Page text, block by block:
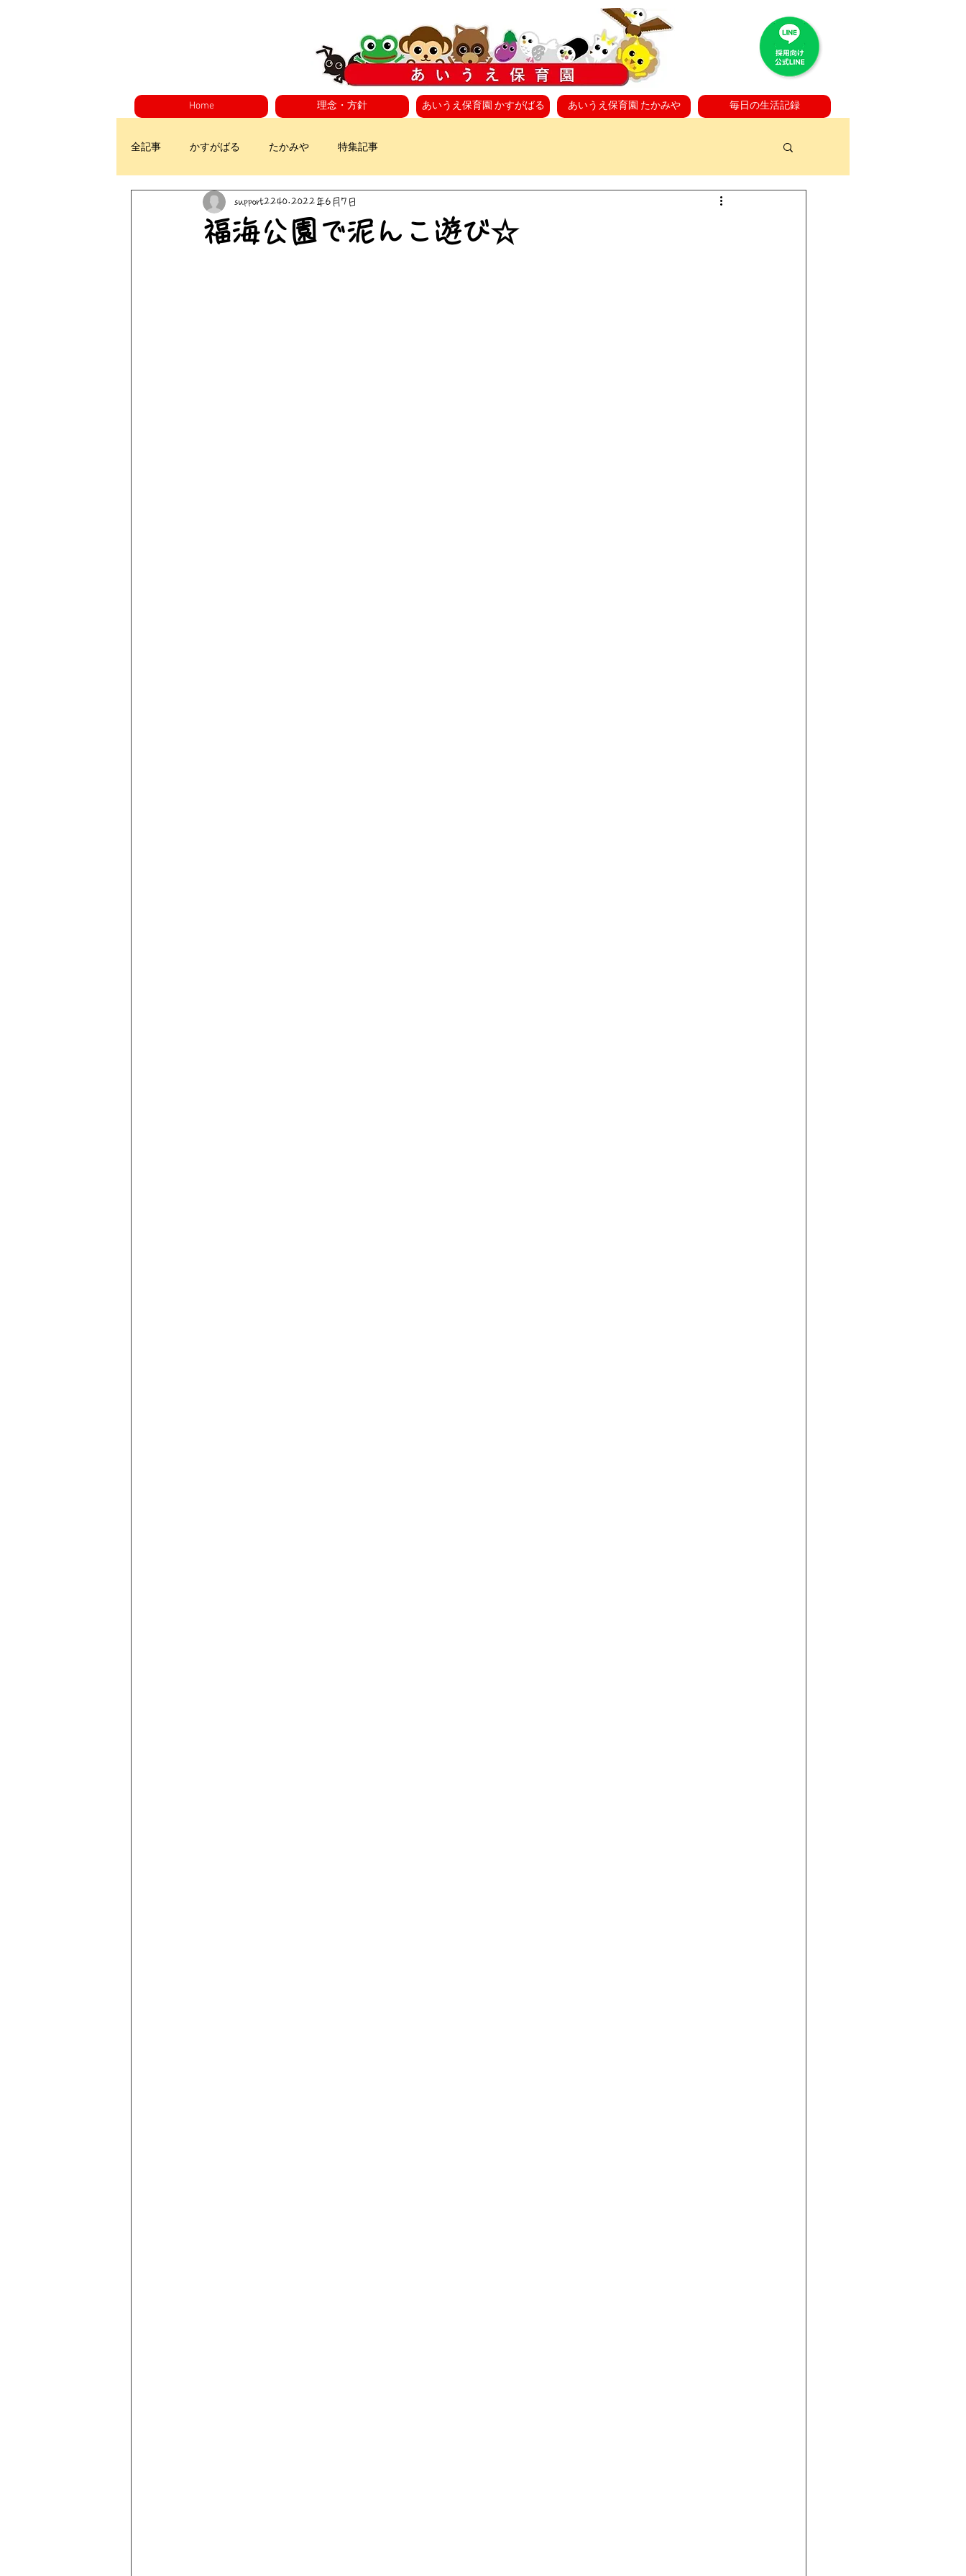
Home 理念・方針 あいうえ保育園 かすがばる あいうえ保育園 たかみや 毎日の生活記録
全記事 かすがばる たかみや 特集記事
福海公園で泥んこ遊び☆
support2240 2022年6月7日